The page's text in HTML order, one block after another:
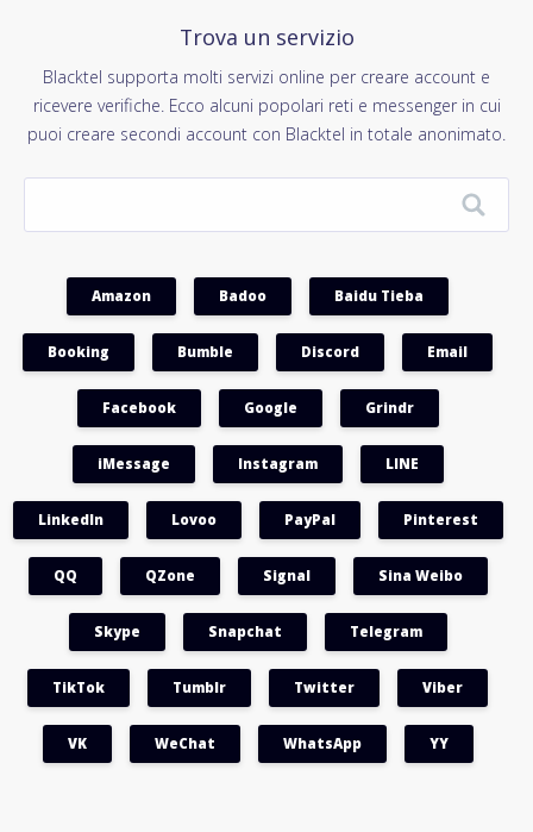
Trova un servizio
Blacktel supporta molti servizi online per creare account e
ricevere verifiche. Ecco alcuni popolari reti e messenger in cui
puoi creare secondi account con Blacktel in totale anonimato.
Amazon Badoo Baidu Tieba
Booking Bumble Discord Email
Facebook Google Grindr
iMessage Instagram LINE
LinkedIn Lovoo PayPal Pinterest
QQ QZone Signal Sina Weibo
Skype Snapchat Telegram
TikTok Tumblr Twitter Viber
VK WeChat WhatsApp YY